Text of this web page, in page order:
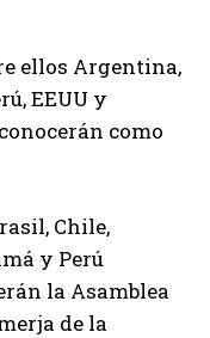
ellos Argentina,
EEUU y
como
Chile,
y Perú
la Asamblea
de la